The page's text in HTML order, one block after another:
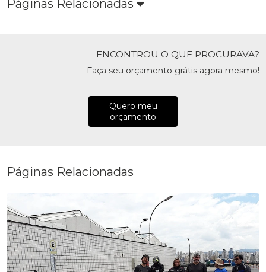
Páginas Relacionadas
ENCONTROU O QUE PROCURAVA?
Faça seu orçamento grátis agora mesmo!
Quero meu
orçamento
Páginas Relacionadas